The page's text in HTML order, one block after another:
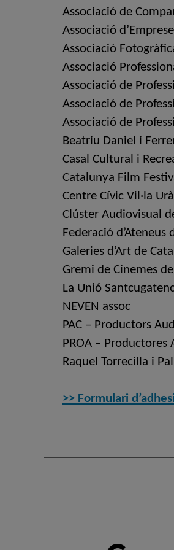
Associació de
Associació
Associació
Associació
Associació de
Associació de
Associació de
Beatriu Daniel i
Casal Cultural i
Catalunya Film
Centre Cívic Vil·la
Clúster Audiovisual
Federació d’Ateneus
Galeries d’Art de
Gremi de Cinemes
La Unió
NEVEN assoc
PAC – Productors
PROA – Productores
Raquel Torrecilla i
>> Formulari